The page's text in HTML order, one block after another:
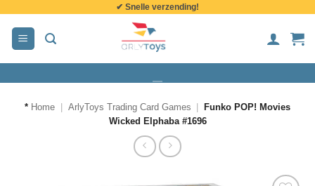
inhoud
✔ Snelle verzending!
* Home ArlyToys Trading Card Games
Funko POP! Movies
Wicked Elphaba #1696